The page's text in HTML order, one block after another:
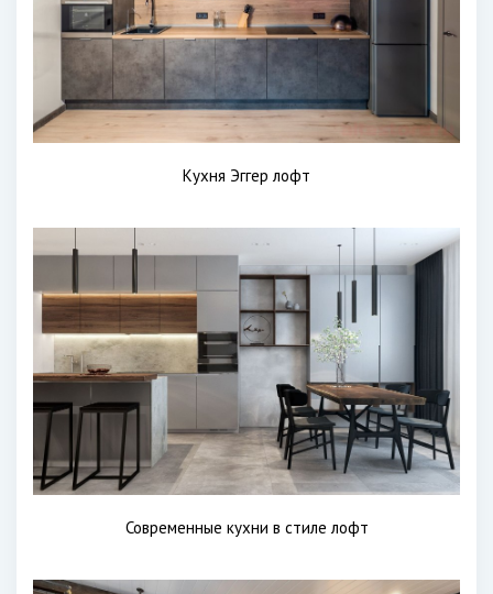
Кухня Эггер лофт
Современные кухни в стиле лофт